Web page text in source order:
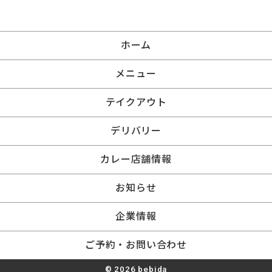
ホーム
メニュー
テイクアウト
デリバリー
カレー店舗情報
お知らせ
企業情報
ご予約・お問い合わせ
© 2026 bebida